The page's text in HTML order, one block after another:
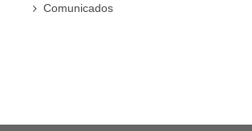
Comunicados